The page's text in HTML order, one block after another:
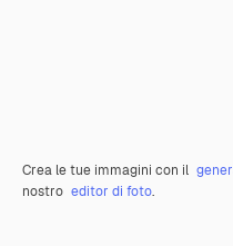
Crea le tue immagini con il
nostro editor di foto.